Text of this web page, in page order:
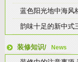
蓝色阳光地中海风
韵味十足的新中式
装修知识/ News